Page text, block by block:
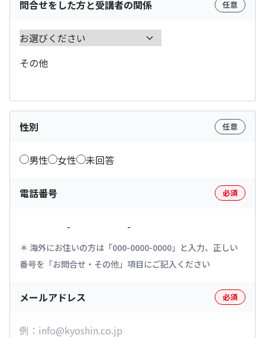
問合せをした方と受講者の関係 任意
その他
性別 任意
男性 女性 未回答
電話番号 必須
- -
海外にお住いの方は「000-0000-0000」と入力、正しい
番号を「お問合せ・その他」項目にご記入ください
メールアドレス 必須